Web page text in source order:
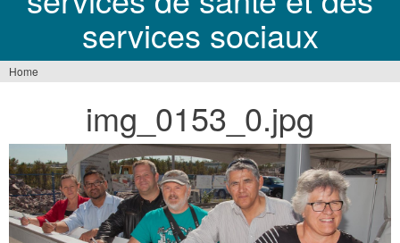
services sociaux
here
Home
img_0153_0.jpg